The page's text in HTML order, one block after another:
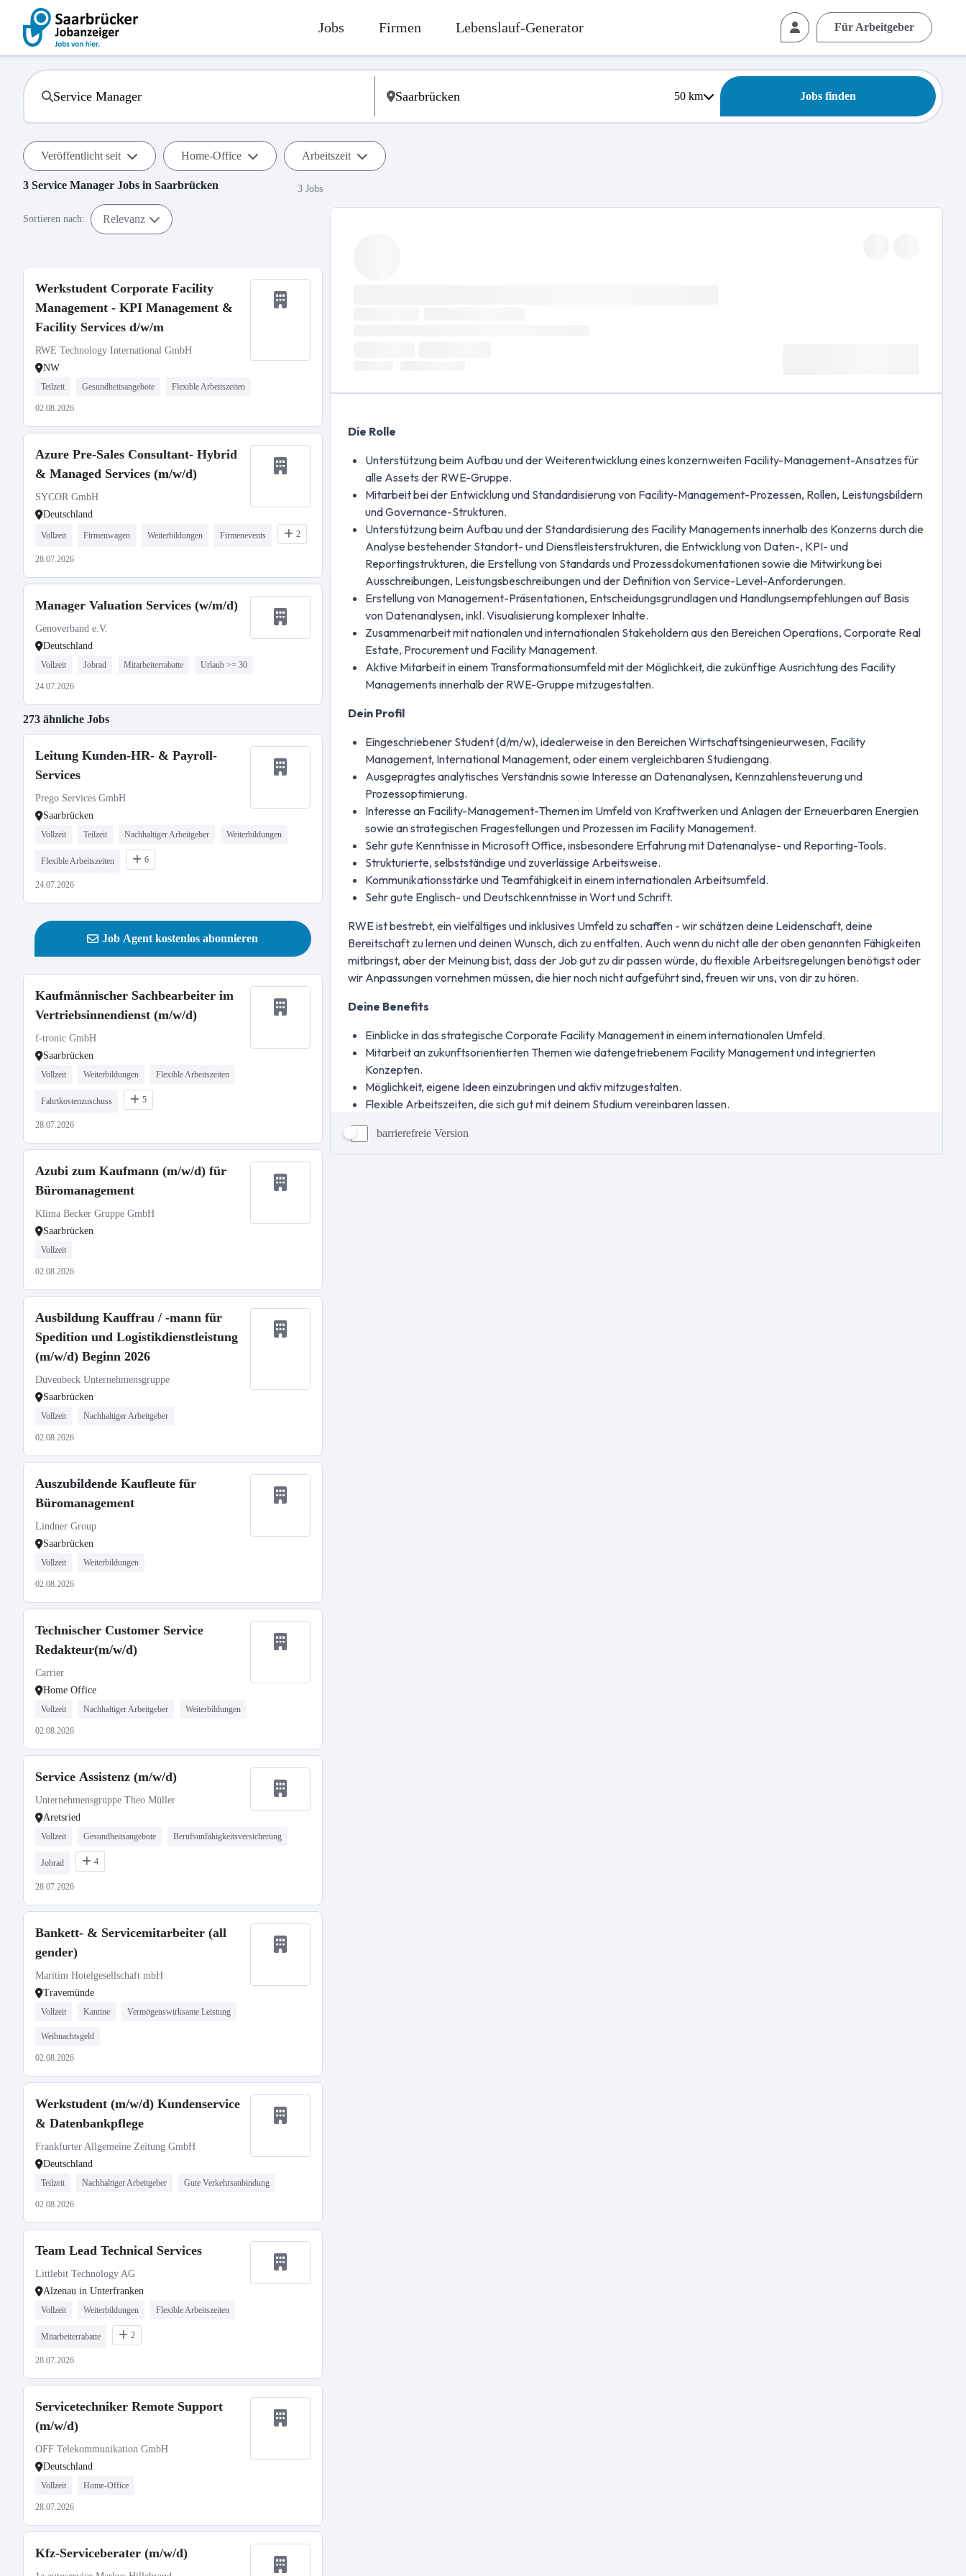
Jobs Firmen Lebenslauf-Generator Für Arbeitgeber
50km Jobs finden
Veröffentlicht seit Home-Office Arbeitszeit
3 Service Manager Jobs in Saarbrücken 3 Jobs
Sortieren nach: Relevanz
Werkstudent Corporate Facility
Management - KPI Management &
Facility Services d/w/m
RWE Technology International GmbH
NW
Teilzeit Gesundheitsangebote Flexible Arbeitszeiten
02.08.2026
Azure Pre-Sales Consultant- Hybrid
& Managed Services (m/w/d)
SYCOR GmbH
Deutschland
Vollzeit Firmenwagen Weiterbildungen Firmenevents 2
28.07.2026
Manager Valuation Services (w/m/d)
Genoverband e.V.
Deutschland
Vollzeit Jobrad Mitarbeiterrabatte Urlaub >= 30
24.07.2026
273 ähnliche Jobs
Leitung Kunden-HR- & Payroll-
Services
Prego Services GmbH
Saarbrücken
Vollzeit Teilzeit Nachhaltiger Arbeitgeber Weiterbildungen
Flexible Arbeitszeiten 6
24.07.2026
Job Agent kostenlos abonnieren
Kaufmännischer Sachbearbeiter im
Vertriebsinnendienst (m/w/d)
f-tronic GmbH
Saarbrücken
Vollzeit Weiterbildungen Flexible Arbeitszeiten
Fahrtkostenzuschuss 5
28.07.2026
Azubi zum Kaufmann (m/w/d) für
Büromanagement
Klima Becker Gruppe GmbH
Saarbrücken
Vollzeit
02.08.2026
Ausbildung Kauffrau / -mann für
Spedition und Logistikdienstleistung
(m/w/d) Beginn 2026
Duvenbeck Unternehmensgruppe
Saarbrücken
Vollzeit Nachhaltiger Arbeitgeber
02.08.2026
Auszubildende Kaufleute für
Büromanagement
Lindner Group
Saarbrücken
Vollzeit Weiterbildungen
02.08.2026
Technischer Customer Service
Redakteur(m/w/d)
Carrier
Home Office
Vollzeit Nachhaltiger Arbeitgeber Weiterbildungen
02.08.2026
Service Assistenz (m/w/d)
Unternehmensgruppe Theo Müller
Aretsried
Vollzeit Gesundheitsangebote Berufsunfähigkeitsversicherung
Jobrad 4
28.07.2026
Bankett- & Servicemitarbeiter (all
gender)
Maritim Hotelgesellschaft mbH
Travemünde
Vollzeit Kantine Vermögenswirksame Leistung
Weihnachtsgeld
02.08.2026
Werkstudent (m/w/d) Kundenservice
& Datenbankpflege
Frankfurter Allgemeine Zeitung GmbH
Deutschland
Teilzeit Nachhaltiger Arbeitgeber Gute Verkehrsanbindung
02.08.2026
Team Lead Technical Services
Littlebit Technology AG
Alzenau in Unterfranken
Vollzeit Weiterbildungen Flexible Arbeitszeiten
Mitarbeiterrabatte 2
28.07.2026
Servicetechniker Remote Support
(m/w/d)
OFF Telekommunikation GmbH
Deutschland
Vollzeit Home-Office
28.07.2026
Kfz-Serviceberater (m/w/d)
barrierefreie Version